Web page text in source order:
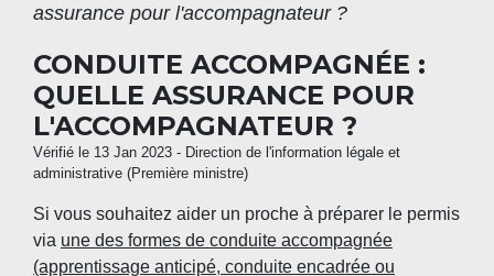
assurance pour l'accompagnateur ?
CONDUITE ACCOMPAGNÉE :
QUELLE ASSURANCE POUR
L'ACCOMPAGNATEUR ?
Vérifié le 13 Jan 2023 - Direction de l'information légale et
administrative (Première ministre)
Si vous souhaitez aider un proche à préparer le permis
via une des formes de conduite accompagnée
(apprentissage anticipé, conduite encadrée ou